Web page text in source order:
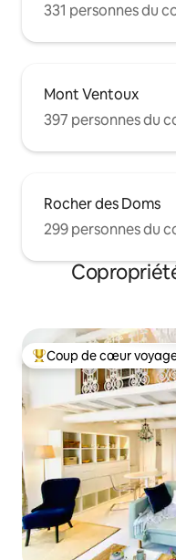
331 personnes du
Mont Ventoux
397 personnes du
Rocher des Doms
299 personnes du
Coup de cœur
Coup de cœur